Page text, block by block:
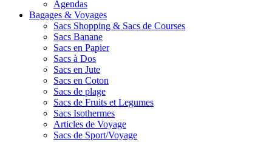
Agendas
Bagages & Voyages
Sacs Shopping & Sacs de Courses
Sacs Banane
Sacs en Papier
Sacs à Dos
Sacs en Jute
Sacs en Coton
Sacs de plage
Sacs de Fruits et Legumes
Sacs Isothermes
Articles de Voyage
Sacs de Sport/Voyage